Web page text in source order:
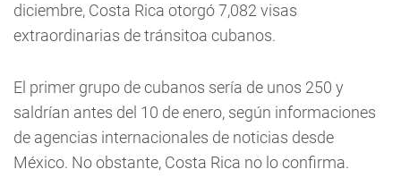
diciembre, Costa Rica otorgó 7,082 visas
extraordinarias de tránsitoa cubanos.
El primer grupo de cubanos sería de unos 250 y
saldrían antes del 10 de enero, según informaciones
de agencias internacionales de noticias desde
México. No obstante, Costa Rica no lo confirma.